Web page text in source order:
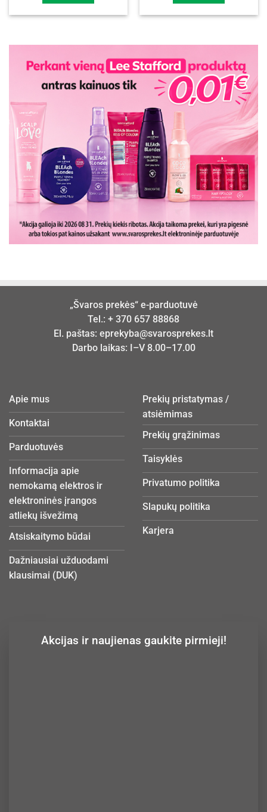
„Švaros prekės“ e-parduotuvė
Tel.: + 370 657 88868
El. paštas: eprekyba@svarosprekes.lt
Darbo laikas: I–V 8.00–17.00
Apie mus
Kontaktai
Parduotuvės
Informacija apie
nemokamą elektros ir
elektroninės įrangos
atliekų išvežimą
Atsiskaitymo būdai
Dažniausiai užduodami
klausimai (DUK)
Prekių pristatymas /
atsiėmimas
Prekių grąžinimas
Taisyklės
Privatumo politika
Slapukų politika
Karjera
Akcijas ir naujienas gaukite pirmieji!